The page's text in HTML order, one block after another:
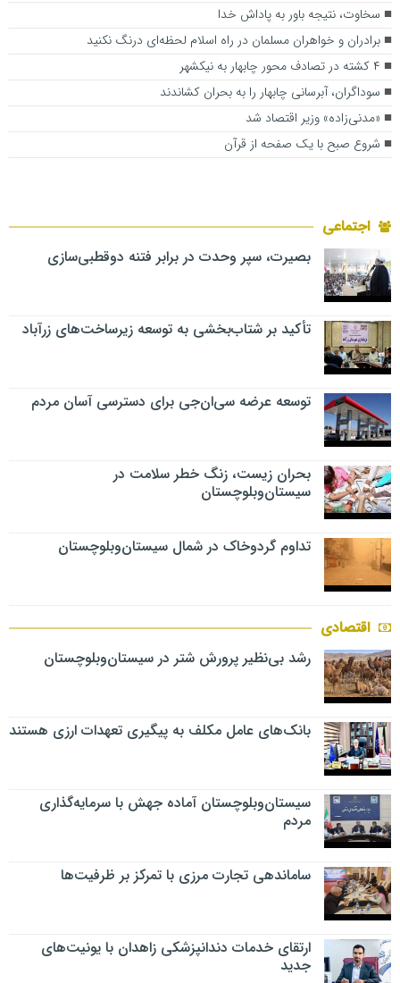
سخاوت، نتیجه باور به پاداش خدا
برادران و خواهران مسلمان در راه اسلام لحظه‌ای درنگ نکنید
۴ کشته در تصادف محور چابهار به نیکشهر
سوداگران، آبرسانی چابهار را به بحران کشاندند
«مدنی‌زاده» وزیر اقتصاد شد
شروع صبح با یک صفحه از قرآن
اجتماعی
بصیرت، سپر وحدت در برابر فتنه دوقطبی‌سازی
تأکید بر شتاب‌بخشی به توسعه زیرساخت‌های زرآباد
توسعه عرضه سی‌ان‌جی برای دسترسی آسان مردم
بحران زیست، زنگ خطر سلامت در
سیستان‌وبلوچستان
تداوم گردوخاک در شمال سیستان‌وبلوچستان
اقتصادی
رشد بی‌نظیر پرورش شتر در سیستان‌وبلوچستان
بانک‌های عامل مکلف به پیگیری تعهدات ارزی هستند
سیستان‌وبلوچستان آماده جهش با سرمایه‌گذاری
مردم
ساماندهی تجارت مرزی با تمرکز بر ظرفیت‌ها
ارتقای خدمات دندانپزشکی زاهدان با یونیت‌های
جدید